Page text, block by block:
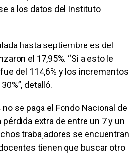
a los datos del Instituto
hasta septiembre es del
el 17,95%. “Si a esto le
del 114,6% y los incrementos
detalló.
se paga el Fondo Nacional de
extra de entre un 7 y un
trabajadores se encuentran
tienen que buscar otro